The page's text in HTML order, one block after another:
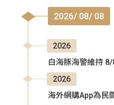
2026/ 08/ 08
2026
白海豚海警維持
2026
海外網購App為民